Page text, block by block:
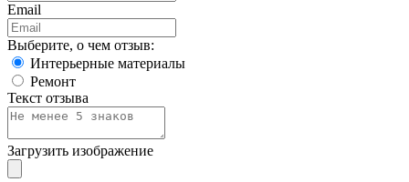
Email
Выберите, о чем отзыв:
Интерьерные материалы
Ремонт
Текст отзыва
Загрузить изображение